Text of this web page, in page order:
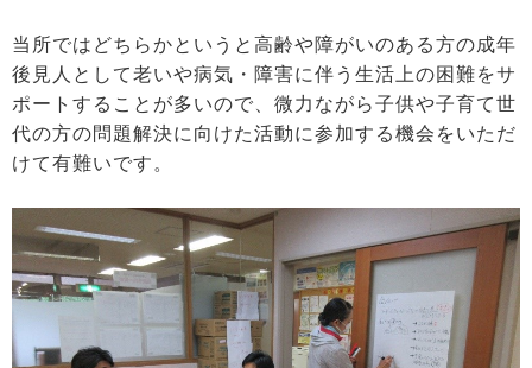
当所ではどちらかというと高齢や障がいのある方の成年
後見人として老いや病気・障害に伴う生活上の困難をサ
ポートすることが多いので、微力ながら子供や子育て世
代の方の問題解決に向けた活動に参加する機会をいただ
けて有難いです。